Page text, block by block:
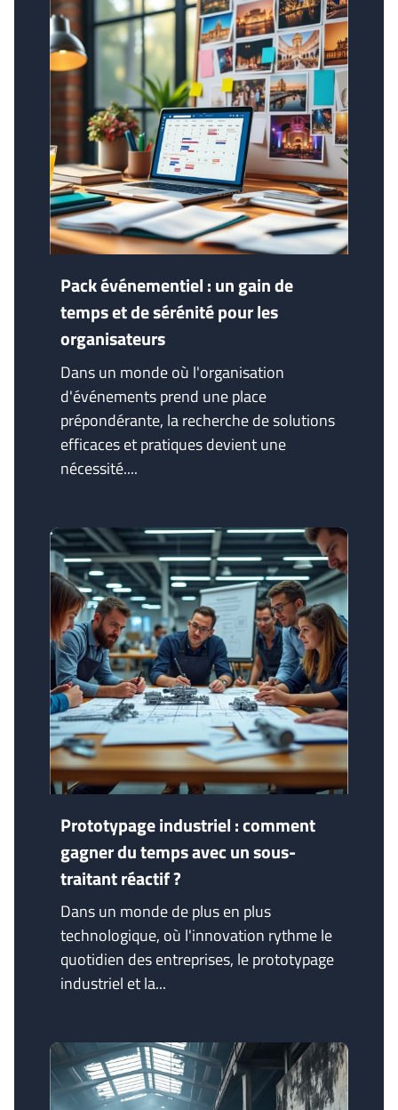
Pack événementiel : un gain de
temps et de sérénité pour les
organisateurs
Dans un monde où l'organisation
d'événements prend une place
prépondérante, la recherche de solutions
efficaces et pratiques devient une
nécessité....
Prototypage industriel : comment
gagner du temps avec un sous-
traitant réactif ?
Dans un monde de plus en plus
technologique, où l'innovation rythme le
quotidien des entreprises, le prototypage
industriel et la...